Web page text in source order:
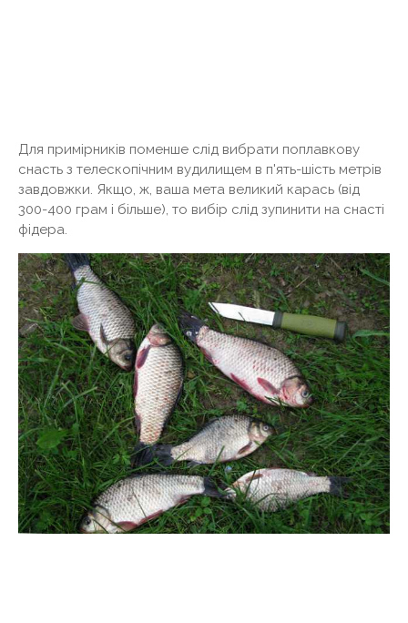
Для примірників поменше слід вибрати поплавкову
снасть з телескопічним вудилищем в п'ять-шість метрів
завдовжки. Якщо, ж, ваша мета великий карась (від
300-400 грам і більше), то вибір слід зупинити на снасті
фідера.